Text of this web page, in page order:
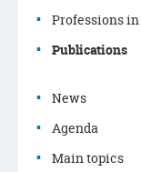
menu
Professions
Publications
News
Agenda
Main topics